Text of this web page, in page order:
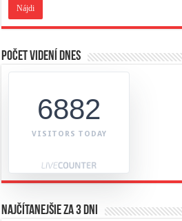
Počet videní dnes
6882
VISITORS TODAY
Najčítanejšie za 3 dni